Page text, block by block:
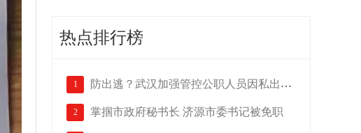
热点排行榜
1 防出逃？武汉加强管控公职人员因私出国...
2 掌掴市政府秘书长 济源市委书记被免职